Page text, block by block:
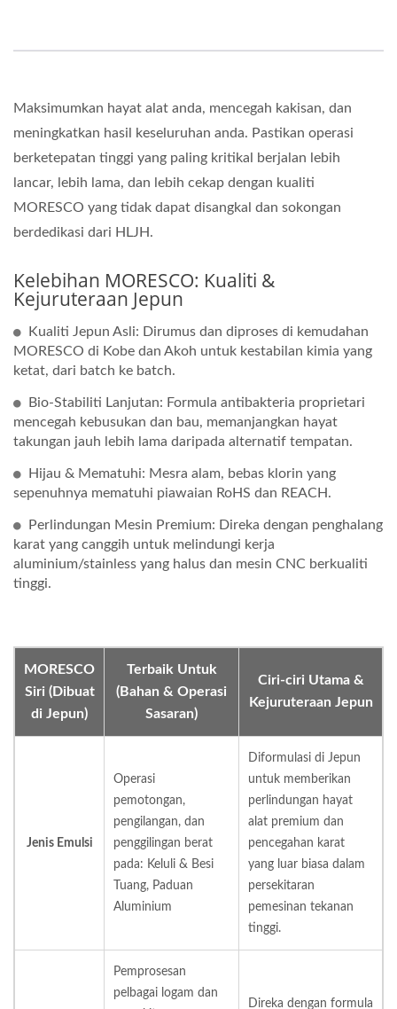
Maksimumkan hayat alat anda, mencegah kakisan, dan
meningkatkan hasil keseluruhan anda. Pastikan operasi
berketepatan tinggi yang paling kritikal berjalan lebih
lancar, lebih lama, dan lebih cekap dengan kualiti
MORESCO yang tidak dapat disangkal dan sokongan
berdedikasi dari HLJH.
Kelebihan MORESCO: Kualiti &
Kejuruteraan Jepun
Kualiti Jepun Asli: Dirumus dan diproses di kemudahan
MORESCO di Kobe dan Akoh untuk kestabilan kimia yang
ketat, dari batch ke batch.
Bio-Stabiliti Lanjutan: Formula antibakteria proprietari
mencegah kebusukan dan bau, memanjangkan hayat
takungan jauh lebih lama daripada alternatif tempatan.
Hijau & Mematuhi: Mesra alam, bebas klorin yang
sepenuhnya mematuhi piawaian RoHS dan REACH.
Perlindungan Mesin Premium: Direka dengan penghalang
karat yang canggih untuk melindungi kerja
aluminium/stainless yang halus dan mesin CNC berkualiti
tinggi.
MORESCO
Siri (Dibuat
di Jepun)
Terbaik Untuk
(Bahan & Operasi
Sasaran)
Ciri-ciri Utama &
Kejuruteraan Jepun
Jenis Emulsi
Operasi
pemotongan,
pengilangan, dan
penggilingan berat
pada: Keluli & Besi
Tuang, Paduan
Aluminium
Diformulasi di Jepun
untuk memberikan
perlindungan hayat
alat premium dan
pencegahan karat
yang luar biasa dalam
persekitaran
pemesinan tekanan
tinggi.
Pemprosesan
pelbagai logam dan
Direka dengan formula